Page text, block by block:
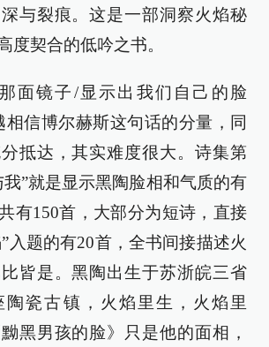
与裂痕。这是一部洞察火焰秘
度契合的低吟之书。
面镜子/显示出我们自己的脸
相信博尔赫斯这句话的分量，同
抵达，其实难度很大。诗集第
”就是显示黑陶脸相和气质的有
有150首，大部分为短诗，直接
”入题的有20首，全书间接描述火
皆是。黑陶出生于苏浙皖三省
陶瓷古镇，火焰里生，火焰里
黑男孩的脸》只是他的面相，